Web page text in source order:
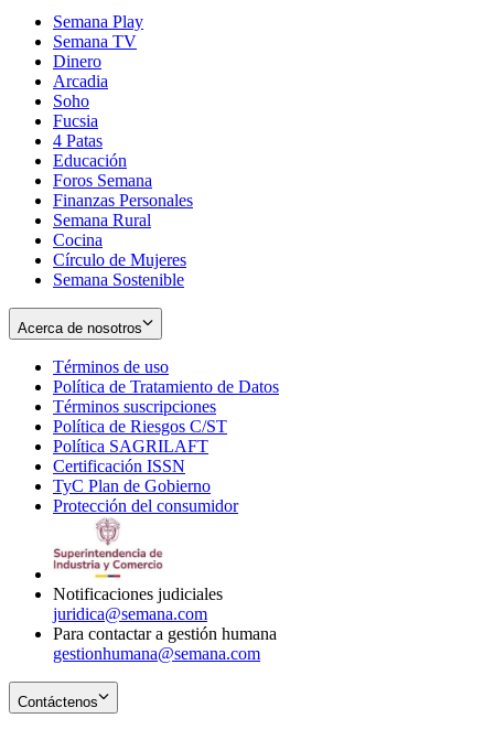
Semana Play
Semana TV
Dinero
Arcadia
Soho
in
new
window
Fucsia
in
new
window
4 Patas
Educación
Foros Semana
Finanzas Personales
Semana Rural
Cocina
Círculo de Mujeres
Semana Sostenible
Acerca de nosotros
Términos de uso
in
new
window
Política de Tratamiento de Datos
Términos suscripciones
in
Política de Riesgos C/ST
Política SAGRILAFT
new
window
Certificación ISSN
in
new
TyC Plan de Gobierno
in
Protección del consumidorOpens
Notificaciones judiciales
juridica@semana.com
Para contactar a gestión humana
gestionhumana@semana.com
Contáctenos